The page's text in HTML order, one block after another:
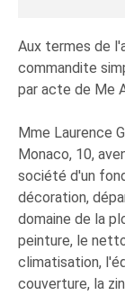
Aux termes de
commandite
par acte de Me
Mme Laurence
Monaco, 10,
société d'un
décoration,
domaine de la
peinture, le
climatisation,
couverture, la